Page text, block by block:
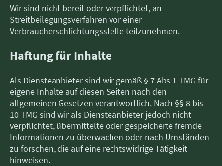
Wir sind nicht bereit oder verpflichtet, an
Streitbeilegungsverfahren vor einer
Verbraucherschlichtungsstelle teilzunehmen.
Haftung für Inhalte
Als Diensteanbieter sind wir gemäß § 7 Abs.1 TMG für
eigene Inhalte auf diesen Seiten nach den
allgemeinen Gesetzen verantwortlich. Nach §§ 8 bis
10 TMG sind wir als Diensteanbieter jedoch nicht
verpflichtet, übermittelte oder gespeicherte fremde
Informationen zu überwachen oder nach Umständen
zu forschen, die auf eine rechtswidrige Tätigkeit
hinweisen.